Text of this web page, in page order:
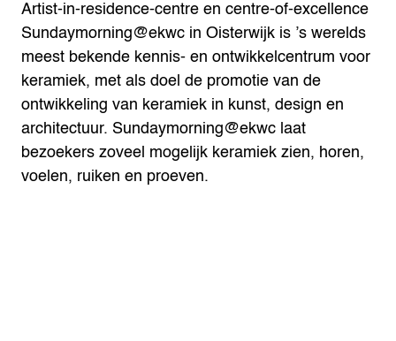
Artist-in-residence-centre en centre-of-excellence
Sundaymorning@ekwc in Oisterwijk is ’s werelds
meest bekende kennis- en ontwikkelcentrum voor
keramiek, met als doel de promotie van de
ontwikkeling van keramiek in kunst, design en
architectuur. Sundaymorning@ekwc laat
bezoekers zoveel mogelijk keramiek zien, horen,
voelen, ruiken en proeven.